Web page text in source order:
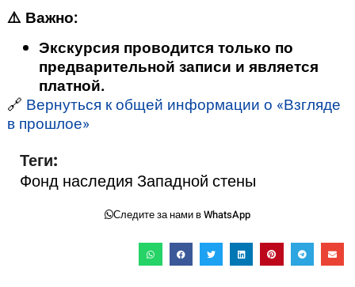
⚠️ Важно:
Экскурсия проводится только по
предварительной записи и является
платной.
🔗 Вернуться к общей информации о «Взгляде
в прошлое»
Теги:
Фонд наследия Западной стены
Следите за нами в WhatsApp